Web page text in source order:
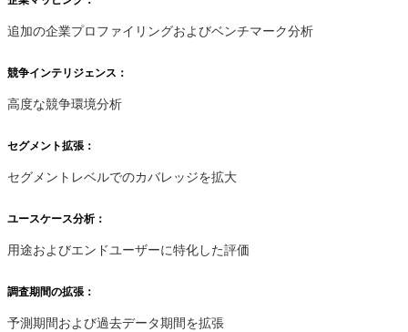
追加の企業プロファイリングおよびベンチマーク分析
競争インテリジェンス：
高度な競争環境分析
セグメント拡張：
セグメントレベルでのカバレッジを拡大
ユースケース分析：
用途およびエンドユーザーに特化した評価
調査期間の拡張：
予測期間および過去データ期間を拡張